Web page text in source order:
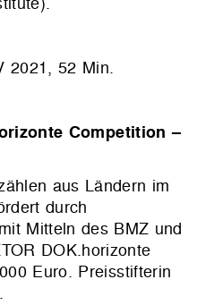
2021, 52 Min.
Competition –
aus Ländern im
durch
Mitteln des BMZ und
DOK.horizonte
Euro. Preisstifterin